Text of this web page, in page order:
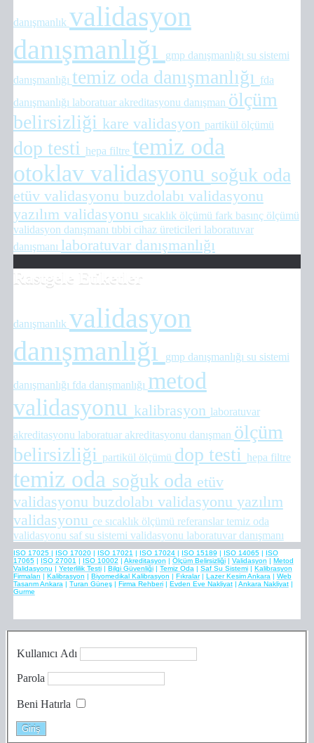
danışmanlık validasyon
danışmanlığı
gmp danışmanlığı su sistemi
danışmanlığı temiz oda danışmanlığı fda
danışmanlığı laboratuar akreditasyonu danışman ölçüm
belirsizliği kare validasyon partikül ölçümü
dop testi hepa filtre temiz oda
otoklav validasyonu soğuk oda
etüv validasyonu buzdolabı validasyonu
yazılım validasyonu sıcaklık ölçümü fark basınç ölçümü
validasyon danışmanı tıbbi cihaz üreticileri laboratuvar
danışmanı laboratuvar danışmanlığı
Rastgele Etiketler
danışmanlık validasyon
danışmanlığı
gmp danışmanlığı su sistemi
danışmanlığı fda danışmanlığı metod
validasyonu kalibrasyon laboratuvar
akreditasyonu laboratuar akreditasyonu danışman ölçüm
belirsizliği
partikül ölçümü dop testi hepa filtre
temiz oda soğuk oda etüv
validasyonu buzdolabı validasyonu yazılım
validasyonu ce sıcaklık ölçümü referanslar temiz oda
validasyonu saf su sistemi validasyonu laboratuvar danışmanı
ISO 17025 | ISO 17020| ISO 17021 | ISO 17024| ISO 15189 | ISO 14065| ISO
17065| ISO 27001 | ISO 10002 | Akreditasyon | Ölçüm Belirsizliği| Validasyon | Metod
Validasyonu | Yeterlilik Testi| Bilgi Güvenliği| Temiz Oda | Saf Su Sistemi| Kalibrasyon
Firmaları | Kalibrasyon | Biyomedikal Kalibrasyon | Fıkralar| Lazer Kesim Ankara | Web
Tasarım Ankara | Turan Güneş| Firma Rehberi| Evden Eve Nakliyat| Ankara Nakliyat|
Gurme
Kullanıcı Adı
Parola
Beni Hatırla